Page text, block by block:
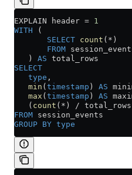
EXPLAIN header = 1
WITH (
       SELECT
count ( * )
       FROM
   )
AS total_rows
SELECT
   type
,
   min
(timestamp ) AS
   max
(timestamp ) AS
   (
count ( * ) /
FROM session_events
GROUP BY type